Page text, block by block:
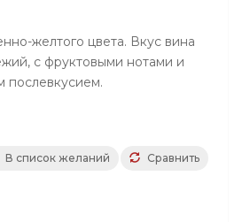
желтого цвета. Вкус вина
с фруктовыми нотами и
послевкусием.
Сравнить
В список желаний